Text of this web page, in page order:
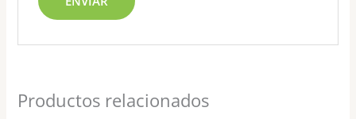
Productos relacionados